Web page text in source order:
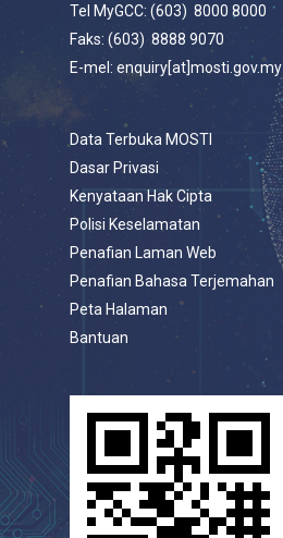
Tel MyGCC: (603) 8000 8000
Faks: (603) 8888 9070
E-mel: enquiry[at]mosti.gov.my
Data Terbuka MOSTI
Dasar Privasi
Kenyataan Hak Cipta
Polisi Keselamatan
Penafian Laman Web
Penafian Bahasa Terjemahan
Peta Halaman
Bantuan